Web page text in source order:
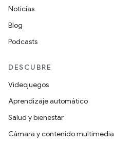
Noticias
Blog
Podcasts
DESCUBRE
Videojuegos
Aprendizaje automático
Salud y bienestar
Cámara y contenido multimedia